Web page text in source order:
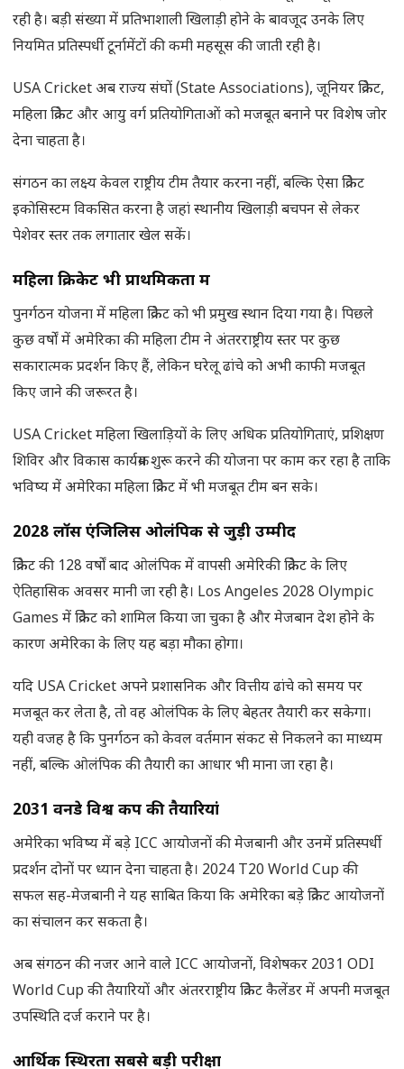
रही है। बड़ी संख्या में प्रतिभाशाली खिलाड़ी होने के बावजूद उनके लिए
नियमित प्रतिस्पर्धी टूर्नामेंटों की कमी महसूस की जाती रही है।
USA Cricket अब राज्य संघों (State Associations), जूनियर क्रिकेट,
महिला क्रिकेट और आयु वर्ग प्रतियोगिताओं को मजबूत बनाने पर विशेष जोर
देना चाहता है।
संगठन का लक्ष्य केवल राष्ट्रीय टीम तैयार करना नहीं, बल्कि ऐसा क्रिकेट
इकोसिस्टम विकसित करना है जहां स्थानीय खिलाड़ी बचपन से लेकर
पेशेवर स्तर तक लगातार खेल सकें।
महिला क्रिकेट भी प्राथमिकता में
पुनर्गठन योजना में महिला क्रिकेट को भी प्रमुख स्थान दिया गया है। पिछले
कुछ वर्षों में अमेरिका की महिला टीम ने अंतरराष्ट्रीय स्तर पर कुछ
सकारात्मक प्रदर्शन किए हैं, लेकिन घरेलू ढांचे को अभी काफी मजबूत
किए जाने की जरूरत है।
USA Cricket महिला खिलाड़ियों के लिए अधिक प्रतियोगिताएं, प्रशिक्षण
शिविर और विकास कार्यक्रम शुरू करने की योजना पर काम कर रहा है ताकि
भविष्य में अमेरिका महिला क्रिकेट में भी मजबूत टीम बन सके।
2028 लॉस एंजिलिस ओलंपिक से जुड़ी उम्मीदें
क्रिकेट की 128 वर्षों बाद ओलंपिक में वापसी अमेरिकी क्रिकेट के लिए
ऐतिहासिक अवसर मानी जा रही है। Los Angeles 2028 Olympic
Games में क्रिकेट को शामिल किया जा चुका है और मेजबान देश होने के
कारण अमेरिका के लिए यह बड़ा मौका होगा।
यदि USA Cricket अपने प्रशासनिक और वित्तीय ढांचे को समय पर
मजबूत कर लेता है, तो वह ओलंपिक के लिए बेहतर तैयारी कर सकेगा।
यही वजह है कि पुनर्गठन को केवल वर्तमान संकट से निकलने का माध्यम
नहीं, बल्कि ओलंपिक की तैयारी का आधार भी माना जा रहा है।
2031 वनडे विश्व कप की तैयारियां
अमेरिका भविष्य में बड़े ICC आयोजनों की मेजबानी और उनमें प्रतिस्पर्धी
प्रदर्शन दोनों पर ध्यान देना चाहता है। 2024 T20 World Cup की
सफल सह-मेजबानी ने यह साबित किया कि अमेरिका बड़े क्रिकेट आयोजनों
का संचालन कर सकता है।
अब संगठन की नजर आने वाले ICC आयोजनों, विशेषकर 2031 ODI
World Cup की तैयारियों और अंतरराष्ट्रीय क्रिकेट कैलेंडर में अपनी मजबूत
उपस्थिति दर्ज कराने पर है।
आर्थिक स्थिरता सबसे बड़ी परीक्षा